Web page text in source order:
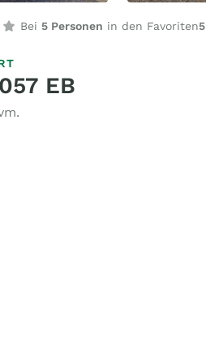
Bei 5 Personen in den Favoriten5
EB